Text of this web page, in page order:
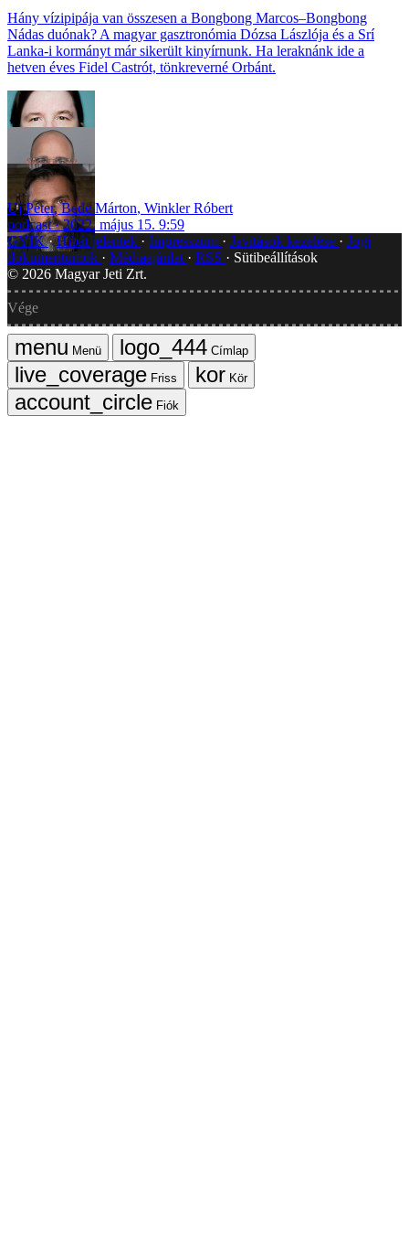
Hány vízipipája van összesen a Bongbong Marcos–Bongbong
Nádas duónak? A magyar gasztronómia Dózsa Lászlója és a Srí
Lanka-i kormányt már sikerült kinyírnunk. Ha leraknánk ide a
hetven éves Fidel Castrót, tönkreverné Orbánt.
Uj Péter,Bede Márton, Winkler Róbert
podcast
2022. május 15. 9:59
GYIK Hibát jelentek Impresszum Javítások kezelése
Jogi
dokumentumok
Médiaajánlat RSS
Sütibeállítások
© 2026 Magyar Jeti Zrt.
Vége
Menü
Címlap
Friss
Kör
Fiók